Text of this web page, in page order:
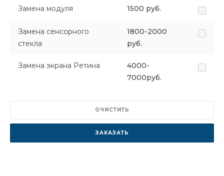
Замена модуля 1500 руб.
Замена сенсорного
стекла
1800-2000
руб.
Замена экрана Ретина
4000-
7000руб.
ОЧИСТИТЬ
ЗАКАЗАТЬ